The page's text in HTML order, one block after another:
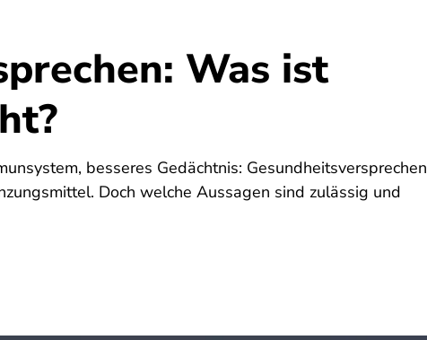
Was ist
besseres Gedächtnis: Gesundheitsversprechen
Doch welche Aussagen sind zulässig und